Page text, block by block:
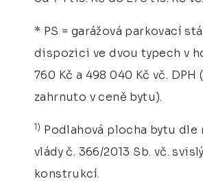
* PS = garážová parkovací
dispozici ve dvou typech v
760 Kč a 498 040 Kč vč. DPH
zahrnuto v ceně bytu).
1) Podlahová plocha bytu dle
vlády č. 366/2013 Sb. vč.
konstrukcí.